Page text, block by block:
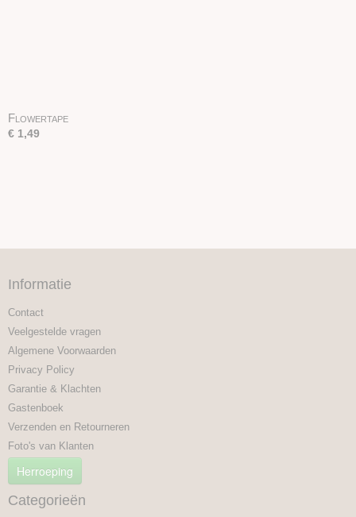
Flowertape
€ 1,49
Informatie
Contact
Veelgestelde vragen
Algemene Voorwaarden
Privacy Policy
Garantie & Klachten
Gastenboek
Verzenden en Retourneren
Foto's van Klanten
Herroeping
Categorieën